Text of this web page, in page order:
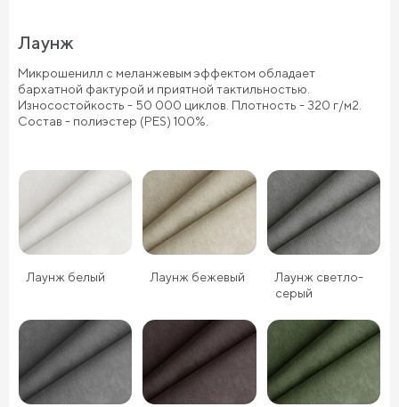
Лаунж
Микрошенилл с меланжевым эффектом обладает
бархатной фактурой и приятной тактильностью.
Износостойкость - 50 000 циклов. Плотность - 320 г/м2.
Состав - полиэстер (PES) 100%.
Лаунж белый Лаунж бежевый
Лаунж светло-
серый